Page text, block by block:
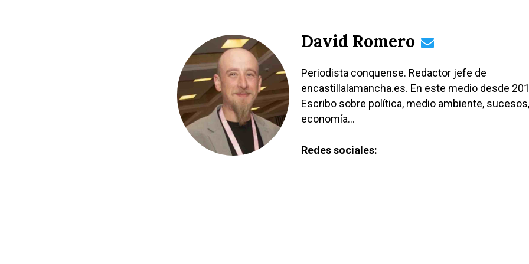
David Romero
Periodista conquense. Redactor jefe de
encastillalamancha.es. En este medio desde
Escribo sobre política, medio ambiente,
economía…
Redes sociales: